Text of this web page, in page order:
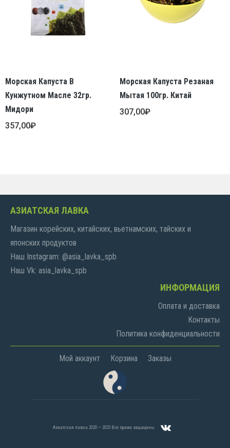
Морская Капуста В
Кунжутном Масле 32гр.
Мидори
357,00₽
Морская Капуста Резаная
Мытая 100гр. Китай
307,00₽
АЗИАТСКАЯ ЛАВКА
Магазин корейских, китайских, вьетнамских, тайских и
японских продуктов
Наш Instagram: @asia_lavka_spb
Наш Vk: asia_lavka_spb
ИНФОРМАЦИЯ
Оплата и доставка
Контакты
Политика конфиденциальности
Мой аккаунт Корзина Заказы
Азиатская лавка 2020 — 2025 Все права защищены